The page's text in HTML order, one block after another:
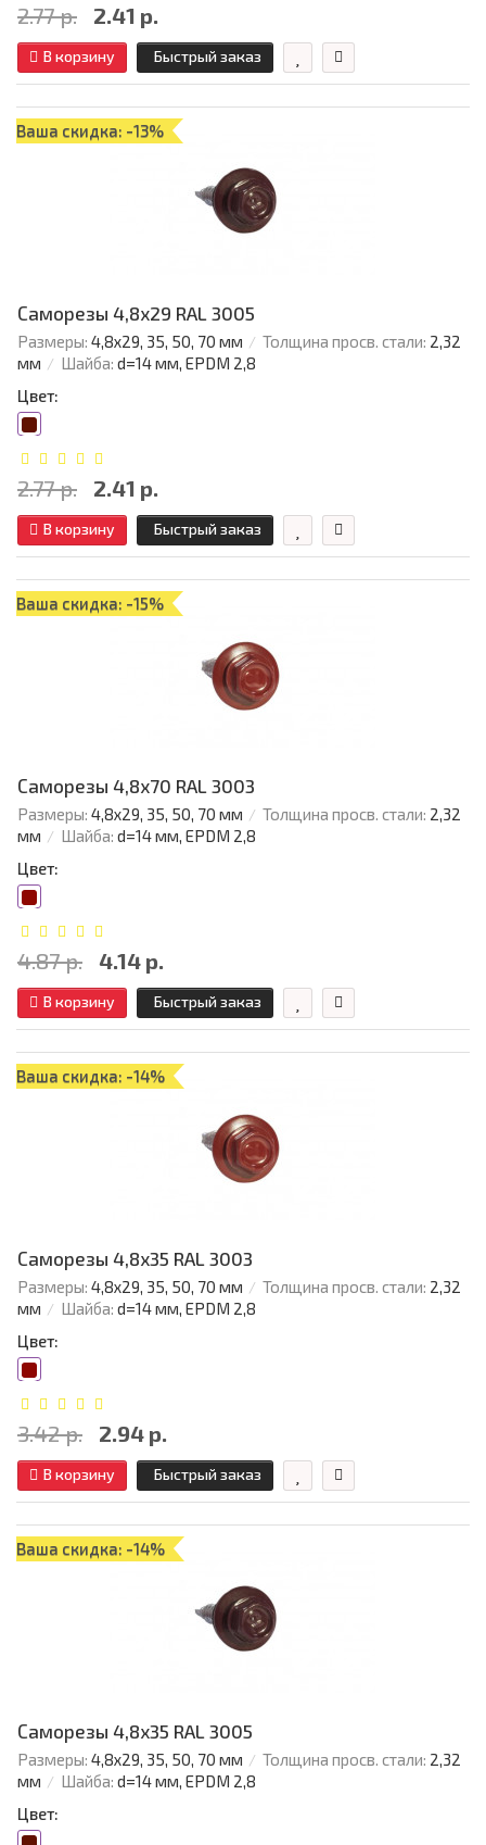
2.77 р. 2.41 р.
В корзину Быстрый заказ
Ваша скидка: -13%
Саморезы 4,8х29 RAL 3005
Размеры: 4,8х29, 35, 50, 70 мм Толщина просв. стали: 2,32
мм
Шайба: d=14 мм, EPDM 2,8
Цвет:
2.77 р. 2.41 р.
В корзину Быстрый заказ
Ваша скидка: -15%
Саморезы 4,8х70 RAL 3003
Размеры: 4,8х29, 35, 50, 70 мм Толщина просв. стали: 2,32
мм
Шайба: d=14 мм, EPDM 2,8
Цвет:
4.87 р. 4.14 р.
В корзину Быстрый заказ
Ваша скидка: -14%
Саморезы 4,8х35 RAL 3003
Размеры: 4,8х29, 35, 50, 70 мм Толщина просв. стали: 2,32
мм
Шайба: d=14 мм, EPDM 2,8
Цвет:
3.42 р. 2.94 р.
В корзину Быстрый заказ
Ваша скидка: -14%
Саморезы 4,8х35 RAL 3005
Размеры: 4,8х29, 35, 50, 70 мм Толщина просв. стали: 2,32
мм
Шайба: d=14 мм, EPDM 2,8
Цвет: